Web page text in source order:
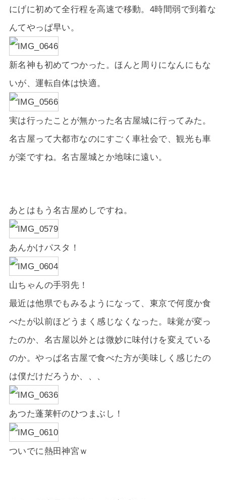
にげに初めて全行程を高速で移動。4時間弱で到着な
んてやっぱ早い。
新名神も初めてつかった。ほんと周りになんにもな
いが、運転自体は快適。
実は行ったことが無かった名古屋城に行ってみた。
名古屋って大都市なのにすごく車社会で、観光も車
が楽ですね。名古屋城とか地味に遠い。
あとはもう名古屋めしですね。
あんかけパスタ！
山ちゃんの手羽先！
最近は他県でもみるようになって、東京で何度か食
べたが以前ほどうまく感じなくなった。味覚が変っ
たのか、名古屋以外とは微妙に味付けを変えている
のか。やっぱ名古屋で食べた方が美味しく感じたの
は僕だけだろうか、、、
あつた蓬莱軒のひつまぶし！
ついでに熱田神宮ｗ